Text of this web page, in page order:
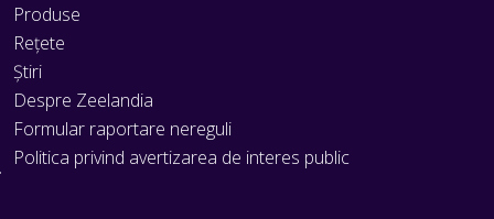
Produse
Rețete
Știri
Despre Zeelandia
Formular raportare nereguli
Politica privind avertizarea de interes public